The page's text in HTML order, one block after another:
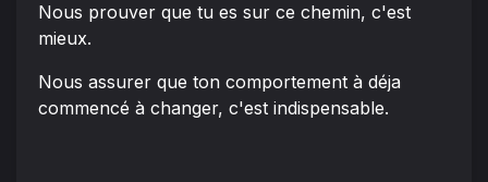
Nous prouver que tu es sur ce chemin, c'est
mieux.
Nous assurer que ton comportement à déja
commencé à changer, c'est indispensable.